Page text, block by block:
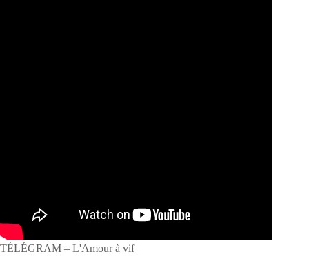
TÉLÉGRAM – L'Amour à vif